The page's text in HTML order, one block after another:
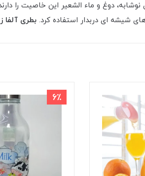
دوغ و ماء الشعیر این خاصیت را
شیشه ای دربدار استفاده کرد. بطری آلفا
6٪